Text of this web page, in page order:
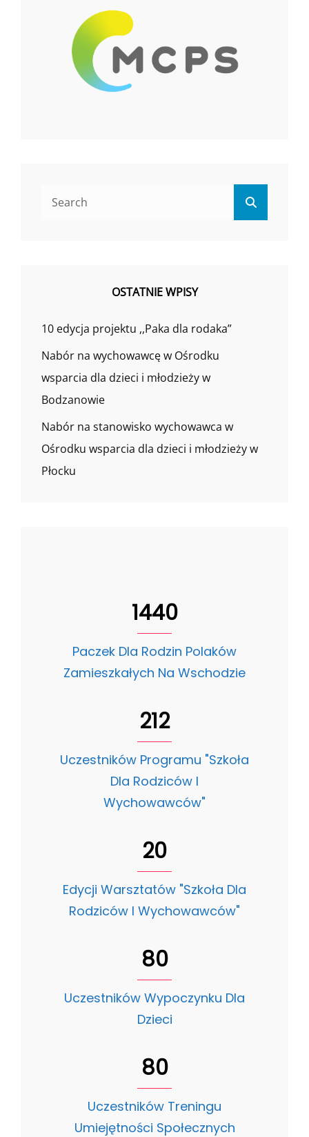
OSTATNIE WPISY
10 edycja projektu ,,Paka dla rodaka”
Nabór na wychowawcę w Ośrodku
wsparcia dla dzieci i młodzieży w
Bodzanowie
Nabór na stanowisko wychowawca w
Ośrodku wsparcia dla dzieci i młodzieży w
Płocku
1440
Paczek Dla Rodzin Polaków
Zamieszkałych Na Wschodzie
212
Uczestników Programu "Szkoła
Dla Rodziców I
Wychowawców"
20
Edycji Warsztatów "Szkoła Dla
Rodziców I Wychowawców"
80
Uczestników Wypoczynku Dla
Dzieci
80
Uczestników Treningu
Umiejętności Społecznych